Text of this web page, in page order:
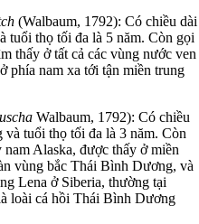
(Walbaum, 1792): Có chiều dài
tuổi thọ tối đa là 5 năm. Còn gọi
thấy ở tất cả các vùng nước ven
phía nam xa tới tận miền trung
Walbaum, 1792): Có chiều
tuổi thọ tối đa là 3 năm. Còn
Alaska, được thấy ở miền
vùng bắc Thái Bình Dương, và
Lena ở Siberia, thường tại
loài cá hồi Thái Bình Dương